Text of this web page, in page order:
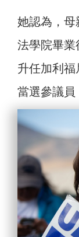
她認為，母
法學院畢業
升任加利
當選參議員